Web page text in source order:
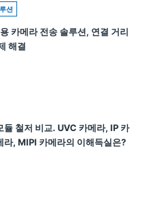
션
카메라 전송 솔루션, 연결 거리
해결
듈 철저 비교. UVC 카메라, IP 카
, MIPI 카메라의 이해득실은?